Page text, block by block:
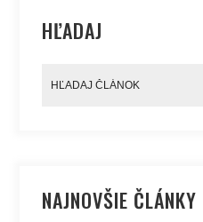
HĽADAJ
NAJNOVŠIE ČLÁNKY